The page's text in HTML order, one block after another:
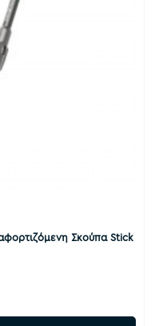
Σκούπα Stick